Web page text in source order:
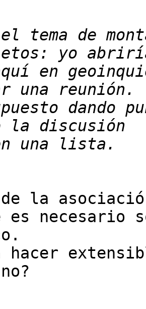
tema de
en
dando
la
es necesario
hacer